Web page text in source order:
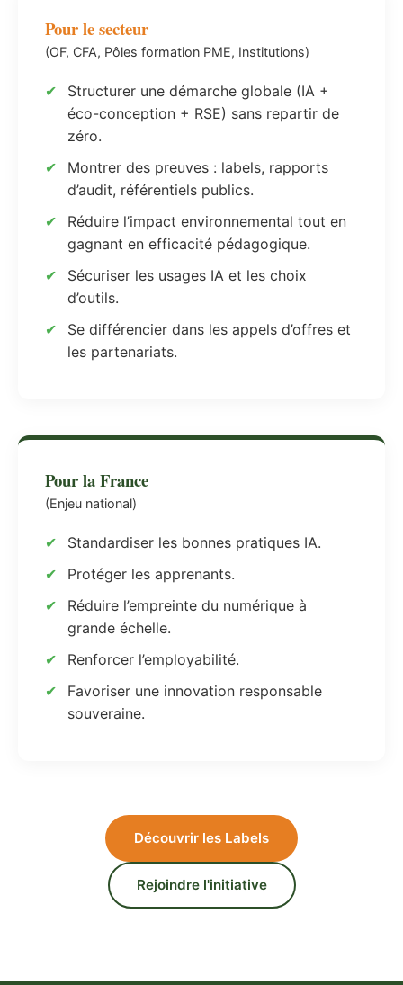
Pour le secteur
(OF, CFA, Pôles formation PME, Institutions)
Structurer une démarche globale (IA +
éco-conception + RSE) sans repartir de
zéro.
Montrer des preuves : labels, rapports
d’audit, référentiels publics.
Réduire l’impact environnemental tout en
gagnant en efficacité pédagogique.
Sécuriser les usages IA et les choix
d’outils.
Se différencier dans les appels d’offres et
les partenariats.
Pour la France
(Enjeu national)
Standardiser les bonnes pratiques IA.
Protéger les apprenants.
Réduire l’empreinte du numérique à
grande échelle.
Renforcer l’employabilité.
Favoriser une innovation responsable
souveraine.
Découvrir les Labels
Rejoindre l'initiative